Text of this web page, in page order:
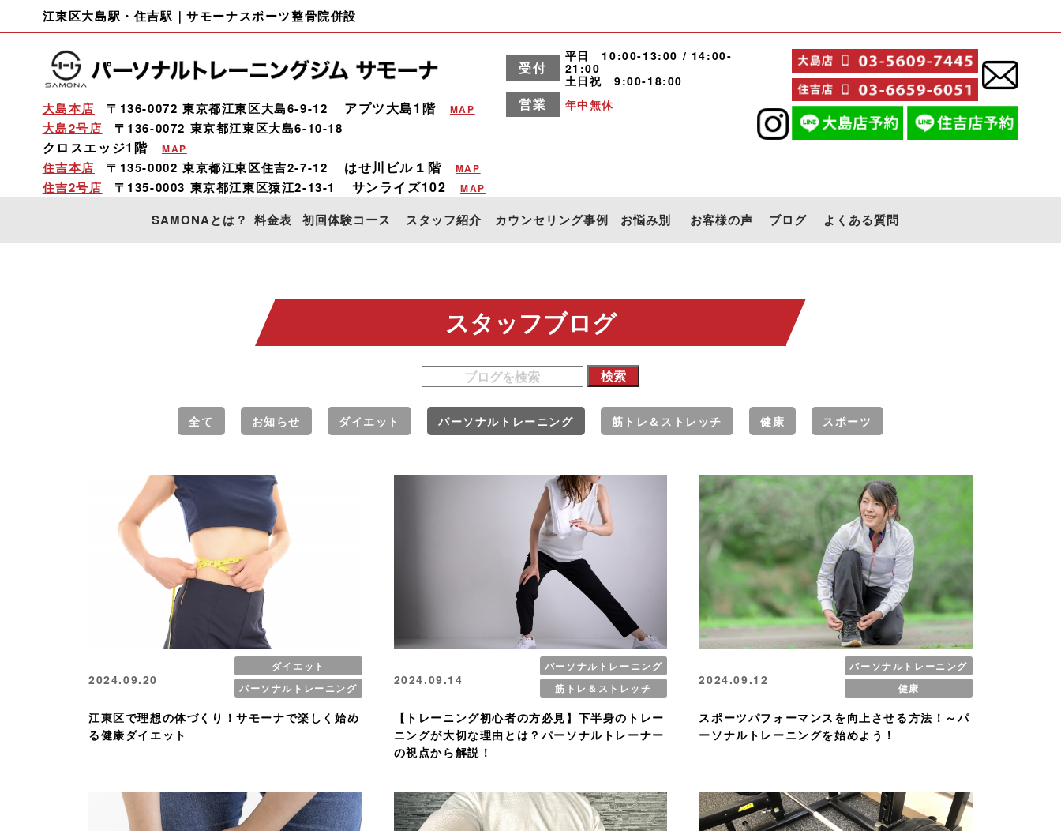
江東区大島駅・住吉駅｜サモーナスポーツ整骨院併設
大島本店 〒136-0072 東京都江東区大島6-9-12 アプツ大島1階 MAP
大島2号店 〒136-0072 東京都江東区大島6-10-18
クロスエッジ1階 MAP
住吉本店 〒135-0002 東京都江東区住吉2-7-12 はせ川ビル１階 MAP
住吉2号店 〒135-0003 東京都江東区猿江2-13-1 サンライズ102MAP
受付
平日 10:00-13:00 / 14:00-
21:00
土日祝 9:00-18:00
営業 年中無休
SAMONAとは？ 料金表 初回体験コース スタッフ紹介 カウンセリング事例 お悩み別 お客様の声 ブログ よくある質問
スタッフブログ
全て お知らせ ダイエット パーソナルトレーニング 筋トレ＆ストレッチ 健康 スポーツ
2024.09.20
ダイエット
パーソナルトレーニング
江東区で理想の体づくり！サモーナで楽しく始め
る健康ダイエット
2024.09.14
パーソナルトレーニング
筋トレ＆ストレッチ
【トレーニング初心者の方必見】下半身のトレー
ニングが大切な理由とは？パーソナルトレーナー
の視点から解説！
2024.09.12
パーソナルトレーニング
健康
スポーツパフォーマンスを向上させる方法！～パ
ーソナルトレーニングを始めよう！